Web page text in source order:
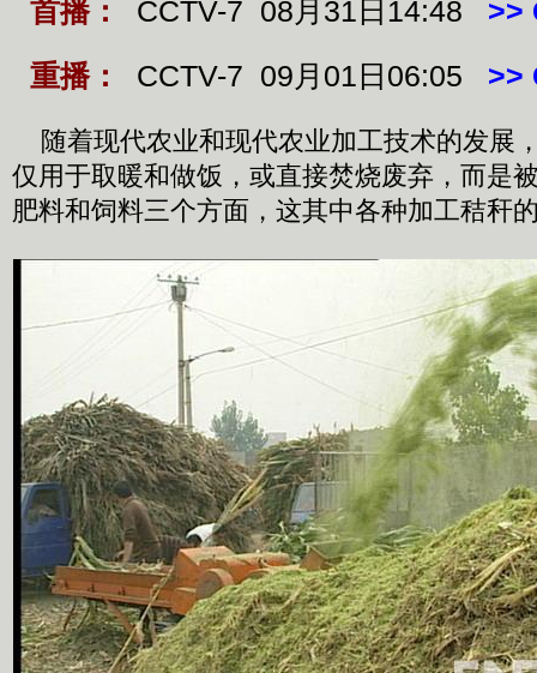
首播： CCTV-7 08月31日14:48 >>
重播：
CCTV-7 09月01日06:05 >>
随着现代农业和现代农业加工技术的发展
仅用于取暖和做饭，或直接焚烧废弃，而是
肥料和饲料三个方面，这其中各种加工秸秆